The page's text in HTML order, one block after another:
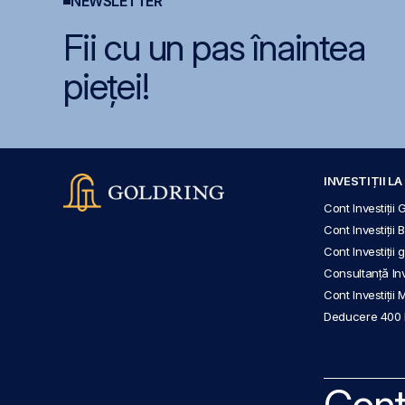
Fii cu un pas înaintea
pieței!
INVESTIȚII LA
Cont Investiții
Cont Investiții
Cont Investiții
Consultanță
Cont Investiții
Deducere 400